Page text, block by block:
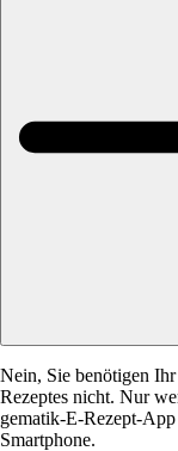
Nein, Sie benötigen
Rezeptes nicht. Nur
gematik-E-Rezept-
Smartphone.